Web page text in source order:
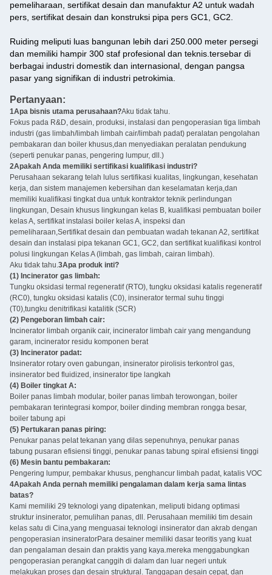
pemeliharaan, sertifikat desain dan manufaktur A2 untuk wadah
pers, sertifikat desain dan konstruksi pipa pers GC1, GC2.
Ruiding meliputi luas bangunan lebih dari 250.000 meter persegi
dan memiliki hampir 300 staf profesional dan teknis.tersebar di
berbagai industri domestik dan internasional, dengan pangsa
pasar yang signifikan di industri petrokimia.
Pertanyaan:
1Apa bisnis utama perusahaan?Aku tidak tahu.
Fokus pada R&D, desain, produksi, instalasi dan pengoperasian tiga limbah
industri (gas limbah/limbah limbah cair/limbah padat) peralatan pengolahan
pembakaran dan boiler khusus,dan menyediakan peralatan pendukung
(seperti penukar panas, pengering lumpur, dll.)
2Apakah Anda memiliki sertifikasi kualifikasi industri?
Perusahaan sekarang telah lulus sertifikasi kualitas, lingkungan, kesehatan
kerja, dan sistem manajemen kebersihan dan keselamatan kerja,dan
memiliki kualifikasi tingkat dua untuk kontraktor teknik perlindungan
lingkungan, Desain khusus lingkungan kelas B, kualifikasi pembuatan boiler
kelas A, sertifikat instalasi boiler kelas A, inspeksi dan
pemeliharaan,Sertifikat desain dan pembuatan wadah tekanan A2, sertifikat
desain dan instalasi pipa tekanan GC1, GC2, dan sertifikat kualifikasi kontrol
polusi lingkungan Kelas A (limbah, gas limbah, cairan limbah).
Aku tidak tahu.3Apa produk inti?
(1) Incinerator gas limbah:
Tungku oksidasi termal regeneratif (RTO), tungku oksidasi katalis regeneratif
(RC0), tungku oksidasi katalis (C0), insinerator termal suhu tinggi
(T0),tungku denitrifikasi katalitik (SCR)
(2) Pengeboran limbah cair:
Incinerator limbah organik cair, incinerator limbah cair yang mengandung
garam, incinerator residu komponen berat
(3) Incinerator padat:
Insinerator rotary oven gabungan, insinerator pirolisis terkontrol gas,
insinerator bed fluidized, insinerator tipe langkah
(4) Boiler tingkat A:
Boiler panas limbah modular, boiler panas limbah terowongan, boiler
pembakaran terintegrasi kompor, boiler dinding membran rongga besar,
boiler tabung api
(5) Pertukaran panas piring:
Penukar panas pelat tekanan yang dilas sepenuhnya, penukar panas
tabung pusaran efisiensi tinggi, penukar panas tabung spiral efisiensi tinggi
(6) Mesin bantu pembakaran:
Pengering lumpur, pembakar khusus, penghancur limbah padat, katalis VOC
4Apakah Anda pernah memiliki pengalaman dalam kerja sama lintas
batas?
Kami memiliki 29 teknologi yang dipatenkan, meliputi bidang optimasi
struktur insinerator, pemulihan panas, dll. Perusahaan memiliki tim desain
kelas satu di Cina,yang menguasai teknologi insinerator dan akrab dengan
pengoperasian insineratorPara desainer memiliki dasar teoritis yang kuat
dan pengalaman desain dan praktis yang kaya.mereka menggabungkan
pengoperasian perangkat canggih di dalam dan luar negeri untuk
melakukan proses dan desain struktural. Tanggapan desain cepat, dan